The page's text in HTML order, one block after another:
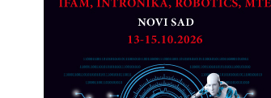
CTO - Prilagodite svoju toplinsku
PLC AKYTEC
AUKOM: Svetski standard metrologije